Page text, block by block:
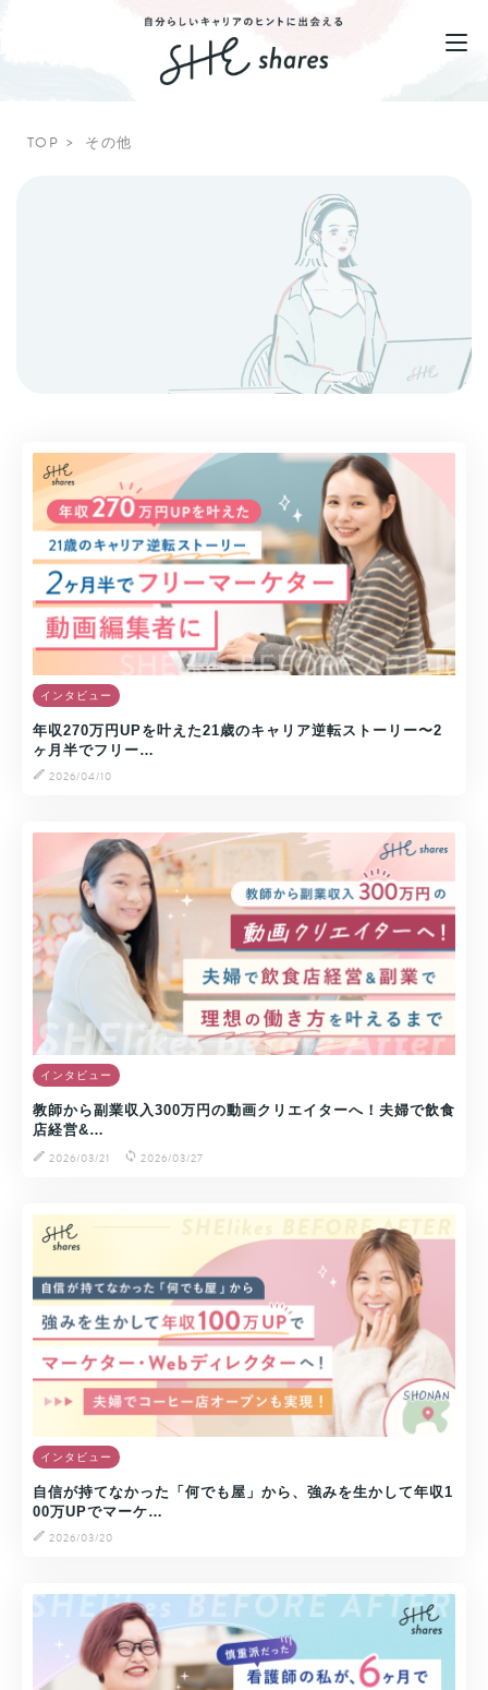
TOP その他
インタビュー
年収270万円UPを叶えた21歳のキャリア逆転ストーリー〜2
ヶ月半でフリー…
2026/04/10
インタビュー
教師から副業収入300万円の動画クリエイターへ！夫婦で飲食
店経営&…
2026/03/21
2026/03/27
インタビュー
自信が持てなかった「何でも屋」から、強みを生かして年収1
00万UPでマーケ…
2026/03/20